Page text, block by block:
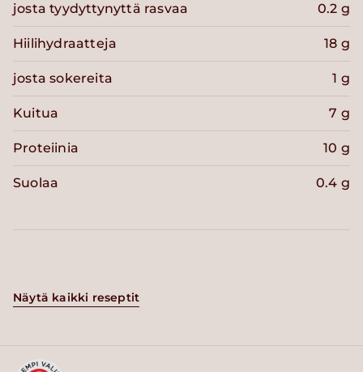
josta tyydyttynyttä rasvaa 0.2 g
Hiilihydraatteja 18 g
josta sokereita 1 g
Kuitua 7 g
Proteiinia 10 g
Suolaa 0.4 g
Näytä kaikki reseptit